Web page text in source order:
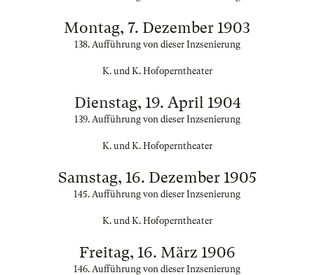
Montag, 7. Dezember 1903
138. Aufführung von dieser Inzsenierung
K. und K. Hofoperntheater
Dienstag, 19. April 1904
139. Aufführung von dieser Inzsenierung
K. und K. Hofoperntheater
Samstag, 16. Dezember 1905
145. Aufführung von dieser Inzsenierung
K. und K. Hofoperntheater
Freitag, 16. März 1906
146. Aufführung von dieser Inzsenierung